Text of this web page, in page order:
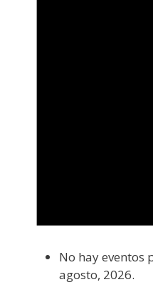
No hay eventos
agosto, 2026.